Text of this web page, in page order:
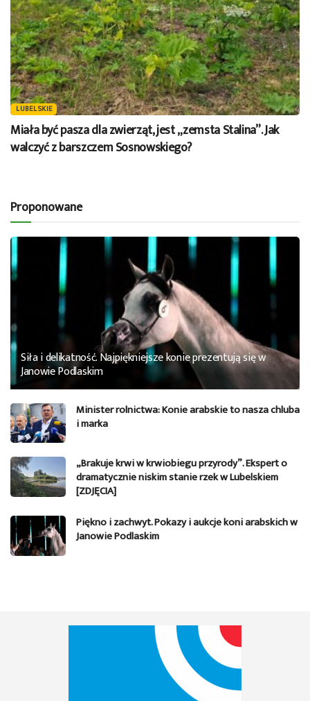
LUBELSKIE
Miała być pasza dla zwierząt, jest „zemsta Stalina”. Jak
walczyć z barszczem Sosnowskiego?
Proponowane
Siła i delikatność. Najpiękniejsze konie prezentują się w
Janowie Podlaskim
Minister rolnictwa: Konie arabskie to nasza chluba
i marka
„Brakuje krwi w krwiobiegu przyrody”. Ekspert o
dramatycznie niskim stanie rzek w Lubelskiem
[ZDJĘCIA]
Piękno i zachwyt. Pokazy i aukcje koni arabskich w
Janowie Podlaskim